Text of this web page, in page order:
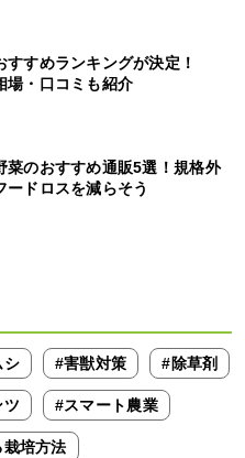
すすめランキングが決定！
場・口コミも紹介
菜のおすすめ通販5選！規格外
ードロスを減らそう
シ #害獣対策 #除草剤
ツ #スマート農業
培方法